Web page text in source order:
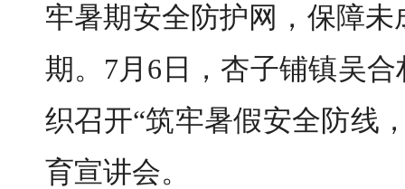
牢暑期安全防护网，保障
期。7月6日，杏子铺镇吴
织召开“筑牢暑假安全防线
育宣讲会。